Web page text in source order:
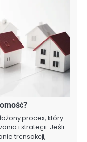
proces, który
i strategii. Jeśli
transakcji,